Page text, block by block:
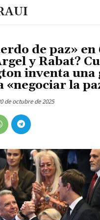
de paz» en
y Rabat?
inventa una
«negociar la
de octubre de 2025